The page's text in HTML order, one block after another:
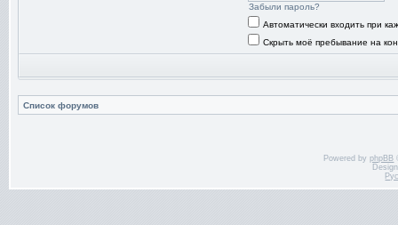
Забыли пароль?
Автоматически входить при
Скрыть моё пребывание на
Список форумов
Powered byphpBB